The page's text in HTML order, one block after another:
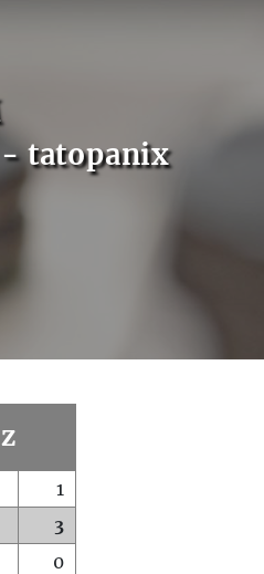
- tatopanix
1
3
0